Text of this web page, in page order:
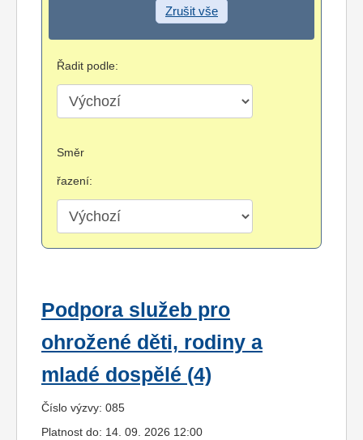
Zrušit vše
Řadit podle:
Směr
řazení:
Podpora služeb pro
ohrožené děti, rodiny a
mladé dospělé (4)
Číslo výzvy: 085
Platnost do: 14. 09. 2026 12:00